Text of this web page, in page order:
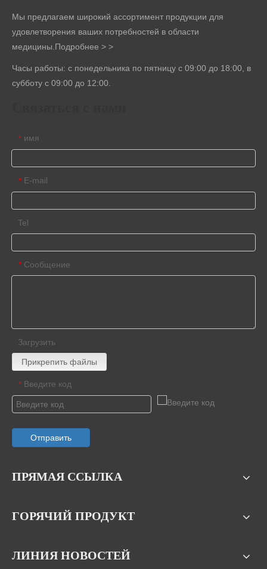
Мы предлагаем широкий ассортимент продукции для
удовлетворения ваших потребностей в области
медицины. Подробнее > >
Часы работы: с понедельника по пятницу с 09:00 до 18:00, в
субботу с 09:00 до 12:00.
* имя
* E-mail
Tel
* Сообщение
Загрузить
Прикрепить файлы
* Введите код
Отправить
ПРЯМАЯ ССЫЛКА
ГОРЯЧИЙ ПРОДУКТ
ЛИНИЯ НОВОСТЕЙ